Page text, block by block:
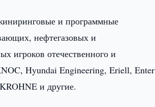
и программные
нефтегазовых и
игроков отечественного и
Hyundai Engineering, Eriell, Enter
и другие.